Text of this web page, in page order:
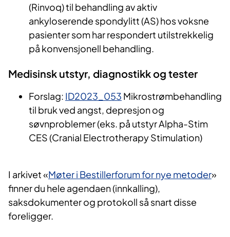
(Rinvoq) til behandling av aktiv
ankyloserende spondylitt (AS) hos voksne
pasienter som har respondert utilstrekkelig
på konvensjonell behandling.
Medisinsk utstyr, diagnostikk og tester
Forslag: ID2023_053 Mikrostrømbehandling
til bruk ved angst, depresjon og
søvnproblemer (eks. på utstyr Alpha-Stim
CES (Cranial Electrotherapy Stimulation)
I arkivet «Møter i Bestillerforum for nye metoder»
finner du hele agendaen (innkalling),
saksdokumenter og protokoll så snart disse
foreligger.